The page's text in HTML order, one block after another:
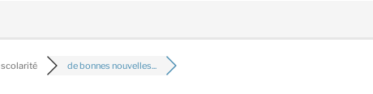
scolarité de bonnes nouvelles...